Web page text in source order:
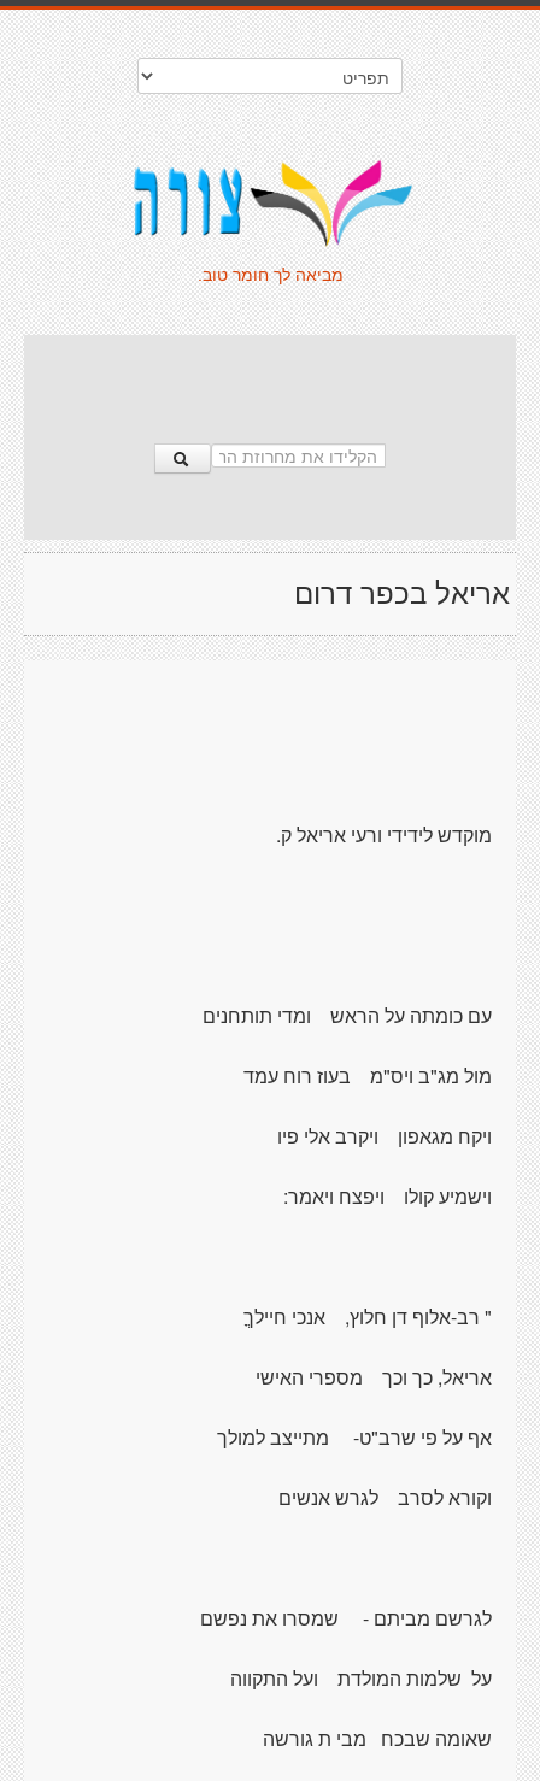
מביאה לך חומר טוב.
אריאל בכפר דרום
מוקדש לידידי ורעי אריאל ק.
עם כומתה על הראש ומדי תותחנים
מול מג"ב ויס"מ בעוז רוח עמד
ויקח מגאפון ויקרב אלי פיו
וישמיע קולו ויפצח ויאמר:
" רב-אלוף דן חלוץ, אנכי חיילךֳ
אריאל, כך וכך מספרי האישי
אף על פי שרב"ט- מתייצב למולך
וקורא לסרב לגרשאנשים
לגרשם מביתם - שמסרו את נפשם
על שלמות המולדת ועל התקווה
שאומה שבכח מבי ת גורשה